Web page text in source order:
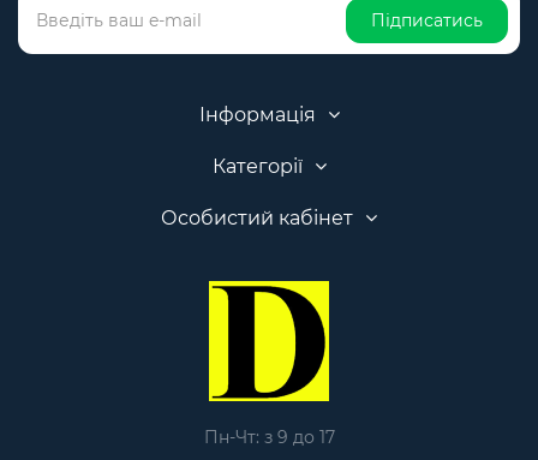
Підписатись
Інформація
Категорії
Особистий кабінет
Пн-Чт: з 9 до 17